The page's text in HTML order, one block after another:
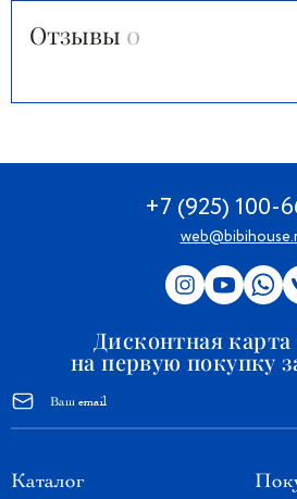
Отзывы 0
+7 (925) 100-
Дисконтная
на первую покупку
Каталог